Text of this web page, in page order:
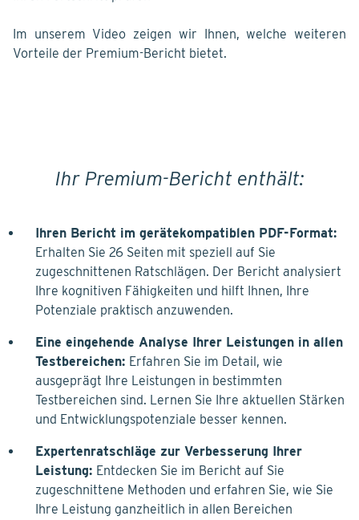
Im unserem Video zeigen wir Ihnen, welche weiteren
Vorteile der Premium-Bericht bietet.
Ihr Premium-Bericht enthält:
Ihren Bericht im gerätekompatiblen PDF-Format:
Erhalten Sie 26 Seiten mit speziell auf Sie
zugeschnittenen Ratschlägen. Der Bericht analysiert
Ihre kognitiven Fähigkeiten und hilft Ihnen, Ihre
Potenziale praktisch anzuwenden.
Eine eingehende Analyse Ihrer Leistungen in allen
Testbereichen: Erfahren Sie im Detail, wie
ausgeprägt Ihre Leistungen in bestimmten
Testbereichen sind. Lernen Sie Ihre aktuellen Stärken
und Entwicklungspotenziale besser kennen.
Expertenratschläge zur Verbesserung Ihrer
Leistung: Entdecken Sie im Bericht auf Sie
zugeschnittene Methoden und erfahren Sie, wie Sie
Ihre Leistung ganzheitlich in allen Bereichen